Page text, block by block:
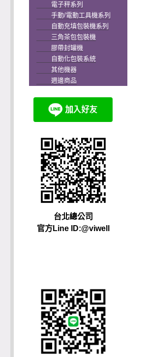
電子秤系列
手動/電動工具機系列
自動充填包裝機系列
三角茶包包裝機
膠帶封罐機
自動化包裝系統
其他機器
週邊商品
台北總公司
官方Line ID:@viwell